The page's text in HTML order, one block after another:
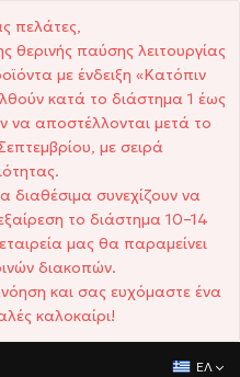
πελάτες,
παύσης λειτουργίας
με ένδειξη «Κατόπιν
κατά το διάστημα 1 έως
να αποστέλλονται μετά το
με σειρά
διαθέσιμα συνεχίζουν να
το διάστημα 10–14
μας θα παραμείνει
διακοπών.
και σας ευχόμαστε ένα
καλοκαίρι!
ΕΛ